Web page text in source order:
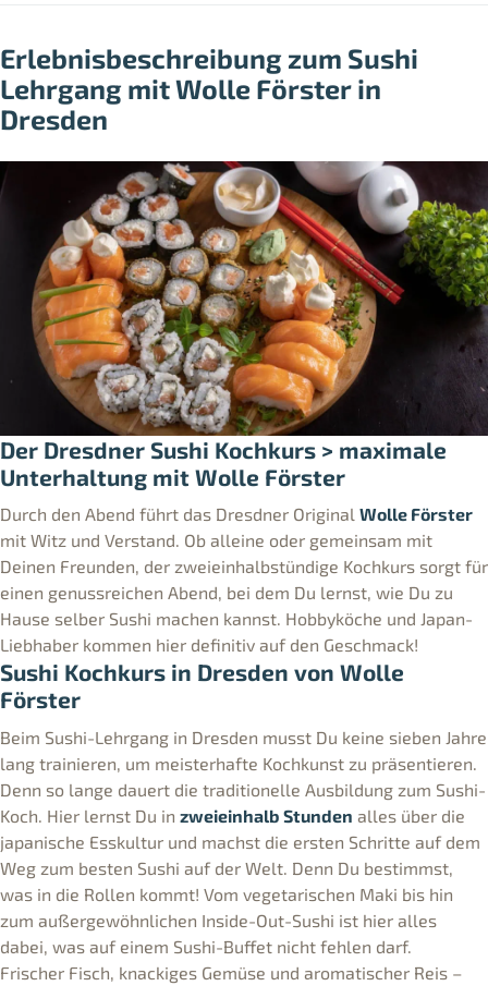
Erlebnisbeschreibung zum Sushi
Lehrgang mit Wolle Förster in
Dresden
Der Dresdner Sushi Kochkurs > maximale
Unterhaltung mit Wolle Förster
Durch den Abend führt das Dresdner Original Wolle Förster
mit Witz und Verstand. Ob alleine oder gemeinsam mit
Deinen Freunden, der zweieinhalbstündige Kochkurs sorgt für
einen genussreichen Abend, bei dem Du lernst, wie Du zu
Hause selber Sushi machen kannst. Hobbyköche und Japan-
Liebhaber kommen hier definitiv auf den Geschmack!
Sushi Kochkurs in Dresden von Wolle
Förster
Beim Sushi-Lehrgang in Dresden musst Du keine sieben Jahre
lang trainieren, um meisterhafte Kochkunst zu präsentieren.
Denn so lange dauert die traditionelle Ausbildung zum Sushi-
Koch. Hier lernst Du in zweieinhalb Stunden alles über die
japanische Esskultur und machst die ersten Schritte auf dem
Weg zum besten Sushi auf der Welt. Denn Du bestimmst,
was in die Rollen kommt! Vom vegetarischen Maki bis hin
zum außergewöhnlichen Inside-Out-Sushi ist hier alles
dabei, was auf einem Sushi-Buffet nicht fehlen darf.
Frischer Fisch, knackiges Gemüse und aromatischer Reis –